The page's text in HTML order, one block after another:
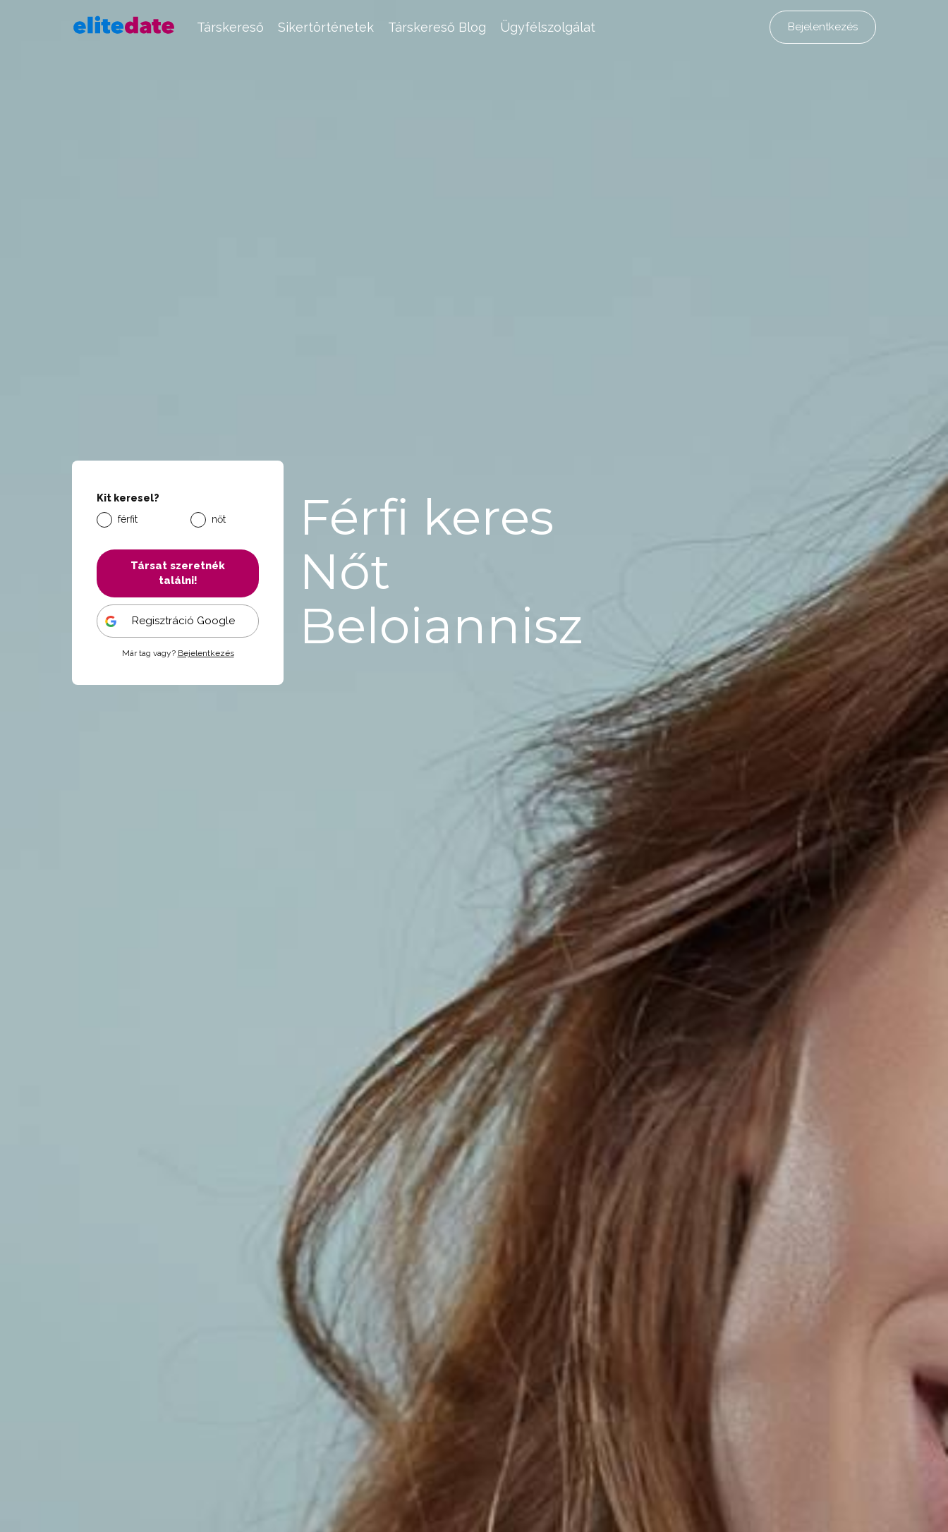
Társkereső Sikertörténetek Társkereső Blog Ügyfélszolgálat Bejelentkezés
Kit keresel?
férfit
nőt
Társat szeretnék
találni!
Regisztráció Google
Már tag vagy? Bejelentkezés
Férfi keres
Nőt
Beloiannisz